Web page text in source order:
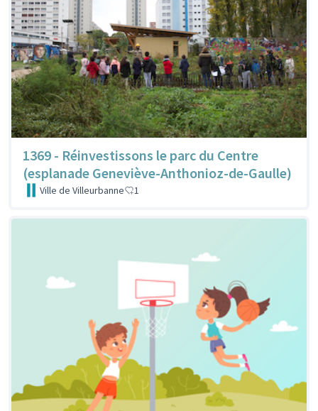
1369 - Réinvestissons le parc du Centre
(esplanade Geneviève-Anthonioz-de-Gaulle)
Ville de Villeurbanne 1